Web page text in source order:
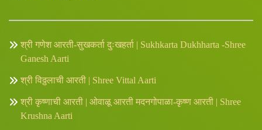
श्री गणेश आरती-सुखकर्ता दुःखहर्ता | Sukhkarta Dukhharta -Shree
Ganesh Aarti
श्री विठ्ठलाची आरती | Shree Vittal Aarti
श्री कृष्णाची आरती | ओवाळू आरती मदनगोपाळा-कृष्ण आरती | Shree
Krushna Aarti